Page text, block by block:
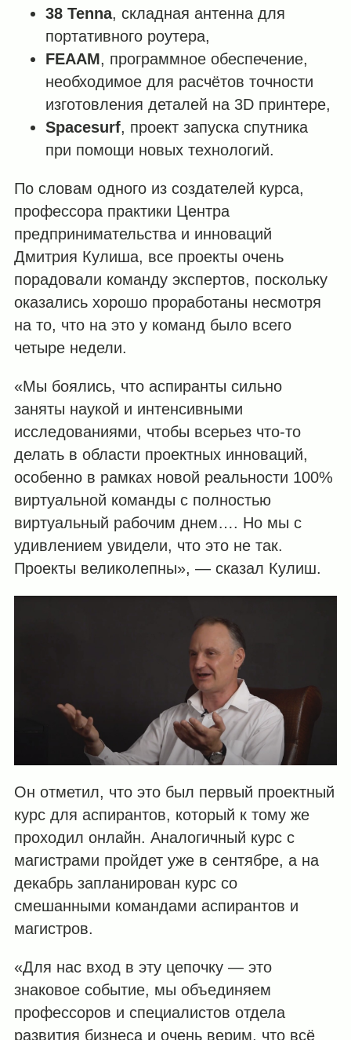
38 Tenna, складная антенна для
портативного роутера,
FEAAM, программное обеспечение,
необходимое для расчётов точности
изготовления деталей на 3D принтере,
Spacesurf, проект запуска спутника
при помощи новых технологий.
По словам одного из создателей курса,
профессора практики Центра
предпринимательства и инноваций
Дмитрия Кулиша, все проекты очень
порадовали команду экспертов, поскольку
оказались хорошо проработаны несмотря
на то, что на это у команд было всего
четыре недели.
«Мы боялись, что аспиранты сильно
заняты наукой и интенсивными
исследованиями, чтобы всерьез что-то
делать в области проектных инноваций,
особенно в рамках новой реальности 100%
виртуальной команды с полностью
виртуальный рабочим днем…. Но мы с
удивлением увидели, что это не так.
Проекты великолепны», — сказал Кулиш.
Он отметил, что это был первый проектный
курс для аспирантов, который к тому же
проходил онлайн. Аналогичный курс с
магистрами пройдет уже в сентябре, а на
декабрь запланирован курс со
смешанными командами аспирантов и
магистров.
«Для нас вход в эту цепочку — это
знаковое событие, мы объединяем
профессоров и специалистов отдела
развития бизнеса и очень верим, что всё